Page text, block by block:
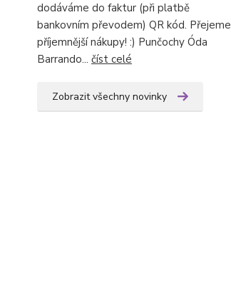
dodáváme do faktur (při platbě
bankovním převodem) QR kód. Přejeme
příjemnější nákupy! :) Punčochy Óda
Barrando... číst celé
Zobrazit všechny novinky